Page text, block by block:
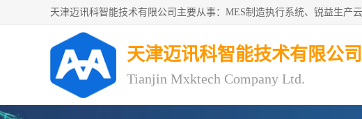
天津迈讯科智能技术有限公司
Tianjin Mxktech Company Ltd.